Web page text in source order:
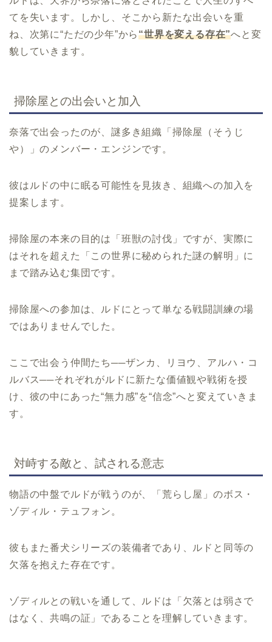
てを失います。しかし、そこから新たな出会いを重
ね、次第に“ただの少年”から“世界を変える存在”へと変
貌していきます。
掃除屋との出会いと加入
奈落で出会ったのが、謎多き組織「掃除屋（そうじ
や）」のメンバー・エンジンです。
彼はルドの中に眠る可能性を見抜き、組織への加入を
提案します。
掃除屋の本来の目的は「班獣の討伐」ですが、実際に
はそれを超えた「この世界に秘められた謎の解明」に
まで踏み込む集団です。
掃除屋への参加は、ルドにとって単なる戦闘訓練の場
ではありませんでした。
ここで出会う仲間たち──ザンカ、リヨウ、アルハ・コ
ルバス──それぞれがルドに新たな価値観や戦術を授
け、彼の中にあった“無力感”を“信念”へと変えていきま
す。
対峙する敵と、試される意志
物語の中盤でルドが戦うのが、「荒らし屋」のボス・
ゾディル・テュフォン。
彼もまた番犬シリーズの装備者であり、ルドと同等の
欠落を抱えた存在です。
ゾディルとの戦いを通して、ルドは「欠落とは弱さで
はなく、共鳴の証」であることを理解していきます。